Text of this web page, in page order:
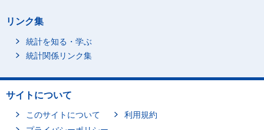
リンク集
統計を知る・学ぶ
統計関係リンク集
サイトについて
このサイトについて
利用規約